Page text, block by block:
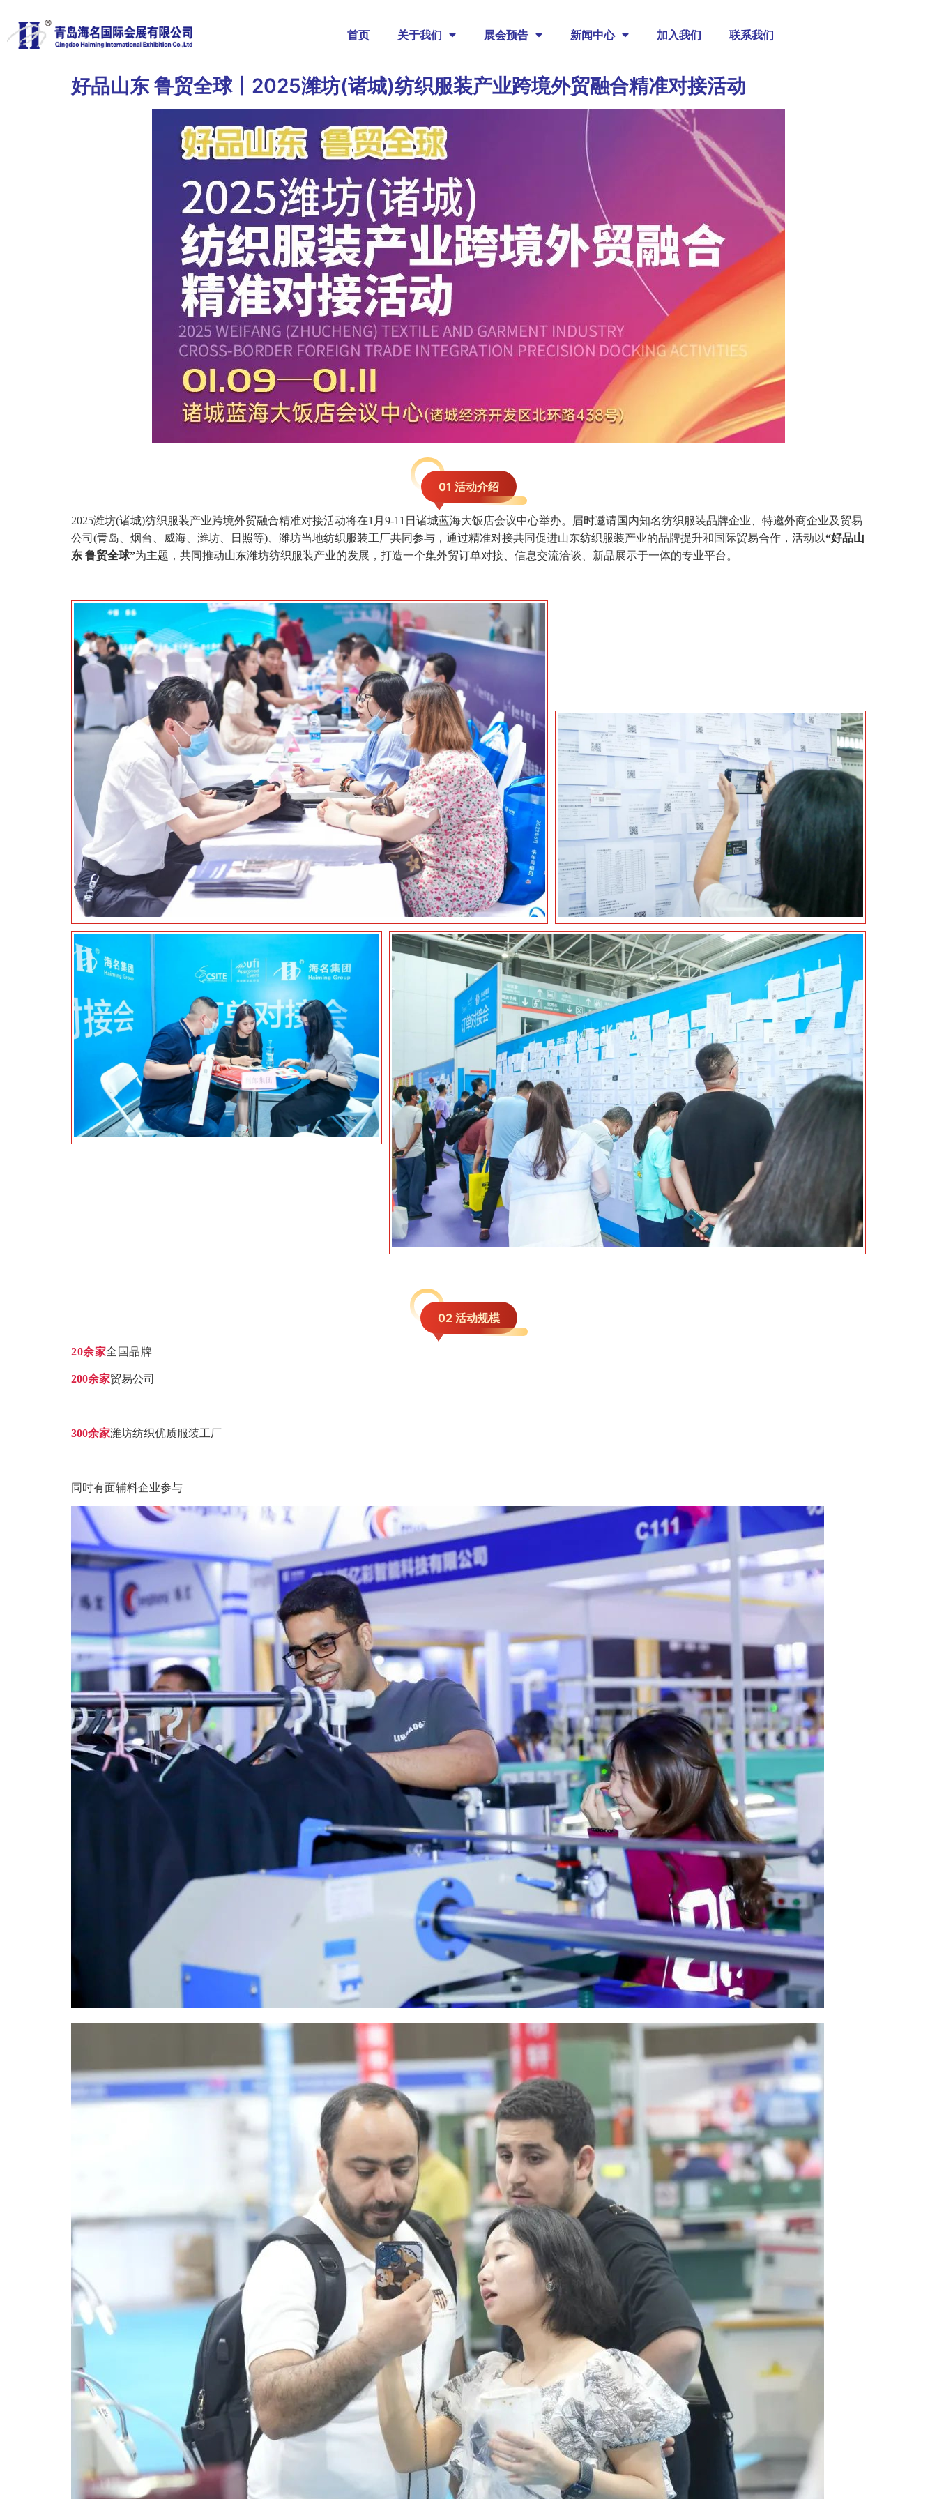
首页 关于我们 展会预告 新闻中心 加入我们 联系我们
好品山东 鲁贸全球丨2025潍坊(诸城)纺织服装产业跨境外贸融合精准对接活动
01 活动介绍
2025潍坊(诸城)纺织服装产业跨境外贸融合精准对接活动将在1月9-11日诸城蓝海大饭店会议中心举办。届时邀请国内知名纺织服装品牌企业、特邀外商企业及贸易
公司(青岛、烟台、威海、潍坊、日照等)、潍坊当地纺织服装工厂共同参与，通过精准对接共同促进山东纺织服装产业的品牌提升和国际贸易合作，活动以“好品山
东 鲁贸全球”为主题，共同推动山东潍坊纺织服装产业的发展，打造一个集外贸订单对接、信息交流洽谈、新品展示于一体的专业平台。
02 活动规模
20余家全国品牌
200余家贸易公司
300余家潍坊纺织优质服装工厂
同时有面辅料企业参与